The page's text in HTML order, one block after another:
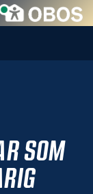
PARTNER
SOM